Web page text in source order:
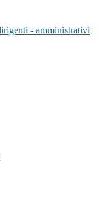
- amministrativi